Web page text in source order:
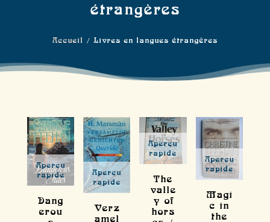
étrangères
Accueil / Livres en langues étrangères
Aperçu
rapide
Dang
erou
Aperçu
rapide
Verz
amel
Aperçu
rapide
The
valle
y of
hors
Aperçu
rapide
Magi
c in
the